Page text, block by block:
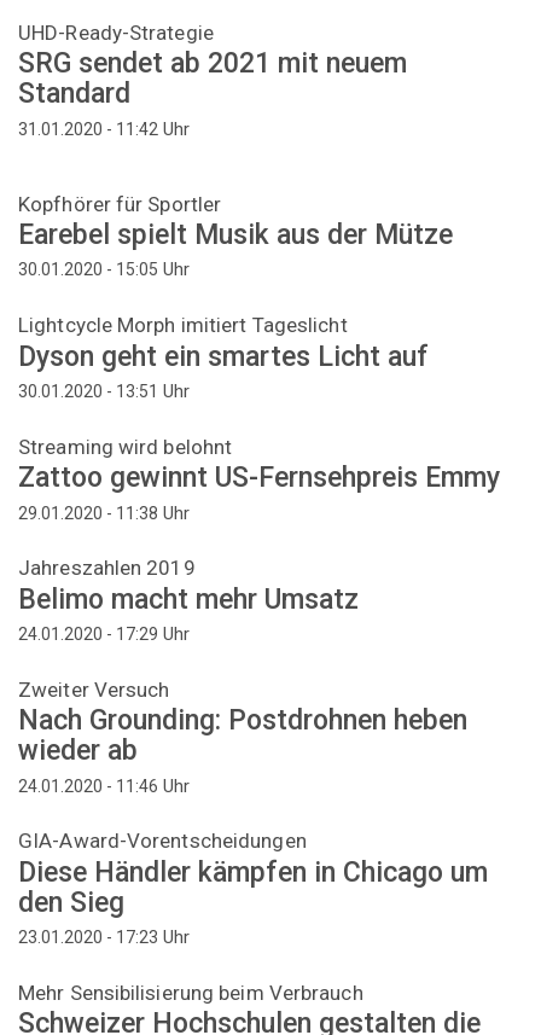
UHD-Ready-Strategie
SRG sendet ab 2021 mit neuem
Standard
31.01.2020 - 11:42 Uhr
Kopfhörer für Sportler
Earebel spielt Musik aus der Mütze
30.01.2020 - 15:05 Uhr
Lightcycle Morph imitiert Tageslicht
Dyson geht ein smartes Licht auf
30.01.2020 - 13:51 Uhr
Streaming wird belohnt
Zattoo gewinnt US-Fernsehpreis Emmy
29.01.2020 - 11:38 Uhr
Jahreszahlen 2019
Belimo macht mehr Umsatz
24.01.2020 - 17:29 Uhr
Zweiter Versuch
Nach Grounding: Postdrohnen heben
wieder ab
24.01.2020 - 11:46 Uhr
GIA-Award-Vorentscheidungen
Diese Händler kämpfen in Chicago um
den Sieg
23.01.2020 - 17:23 Uhr
Mehr Sensibilisierung beim Verbrauch
Schweizer Hochschulen gestalten die